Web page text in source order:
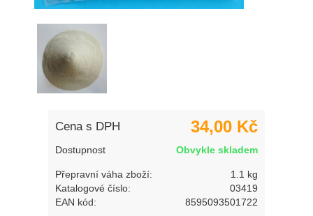
Cena s DPH 34,00 Kč
Dostupnost Obvykle skladem
Přepravní váha zboží:
1.1 kg
Katalogové číslo:
03419
EAN kód:
8595093501722